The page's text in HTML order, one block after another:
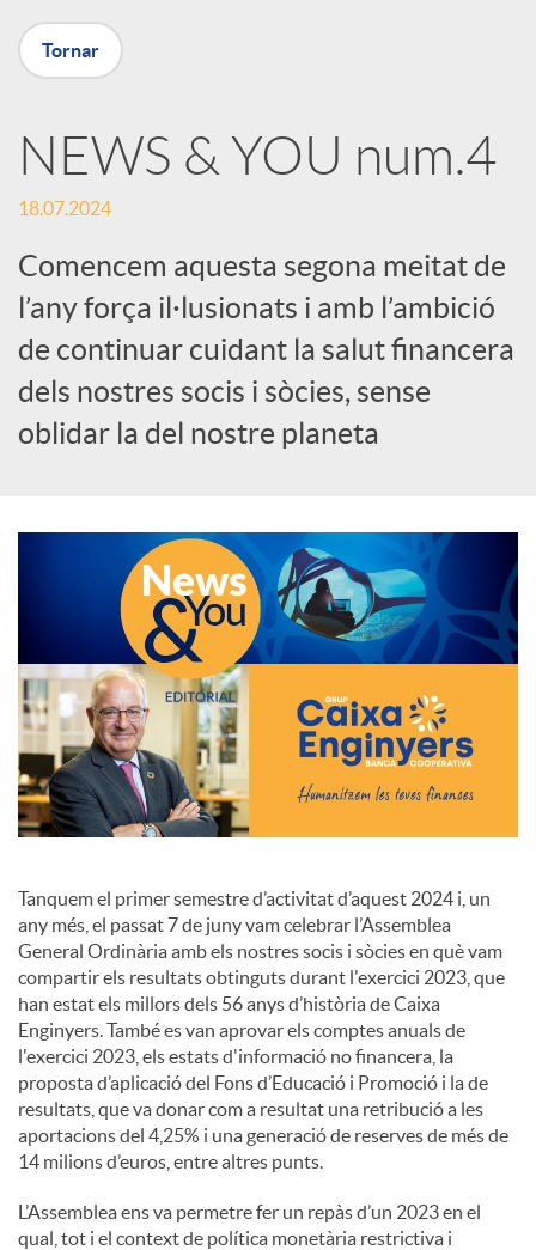
a
X
a
r
x
e
s
S
o
c
i
a
l
s
Tornar
NEWS & YOU num.4
18.07.2024
Comencem aquesta segona meitat de
l’any força il·lusionats i amb l’ambició
de continuar cuidant la salut financera
dels nostres socis i sòcies, sense
oblidar la del nostre planeta
Tanquem el primer semestre d’activitat d’aquest 2024 i, un
any més, el passat 7 de juny vam celebrar l’Assemblea
General Ordinària amb els nostres socis i sòcies en què vam
compartir els resultats obtinguts durant l'exercici 2023, que
han estat els millors dels 56 anys d’història de Caixa
Enginyers. També es van aprovar els comptes anuals de
l'exercici 2023, els estats d'informació no financera, la
proposta d’aplicació del Fons d’Educació i Promoció i la de
resultats, que va donar com a resultat una retribució a les
aportacions del 4,25% i una generació de reserves de més de
14 milions d’euros, entre altres punts.
L’Assemblea ens va permetre fer un repàs d’un 2023 en el
qual, tot i el context de política monetària restrictiva i